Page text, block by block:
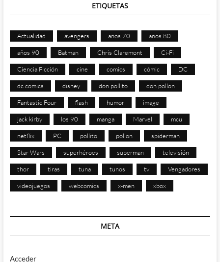
ETIQUETAS
Actualidad avengers años 70 años 80
años 90 Batman Chris Claremont Ci-Fi
Ciencia Ficción cine comics cómic DC
dc comics disney don pollito don pollon
Fantastic Four flash humor image
jack kirby los 90 manga Marvel mcu
netflix PC pollito pollon spiderman
Star Wars superhéroes superman televisión
thor tiras tuna tunos tv Vengadores
videojuegos webcomics x-men xbox
META
Acceder